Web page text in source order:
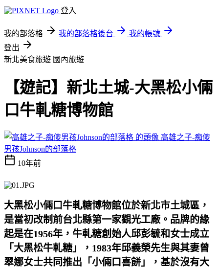
登入
我的部落格 我的部落格後台
我的帳號
登出
新北美食旅遊 國內旅遊
【遊記】新北土城-大黑松小倆
口牛軋糖博物館
高雄之子-痴傻
男孩Johnson的部落格
10年前
大黑松小倆口牛軋糖博物館位於新北市土城區，
是當初改制前台北縣第一家觀光工廠。品牌的緣
起是在1956年，牛軋糖創始人邱彭毓和女士成立
「大黑松牛軋糖」，1983年邱義榮先生與其妻曾
翠娜女士共同推出「小倆口喜餅」，基於沒有大